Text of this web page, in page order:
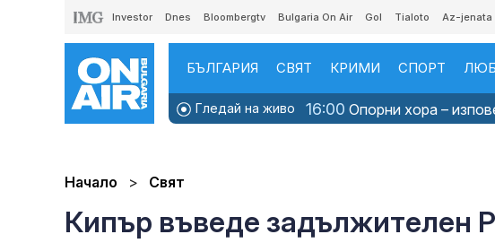
Investor Dnes Bloombergtv Bulgaria On Air Gol Tialoto Az-jenata
БЪЛГАРИЯ СВЯТ КРИМИ СПОРТ
Гледай на живо 16:00 Опорни хора –
Начало Свят
Кипър въведе задължителен